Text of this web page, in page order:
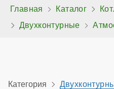
Главная Каталог
Двухконтурные
Категория